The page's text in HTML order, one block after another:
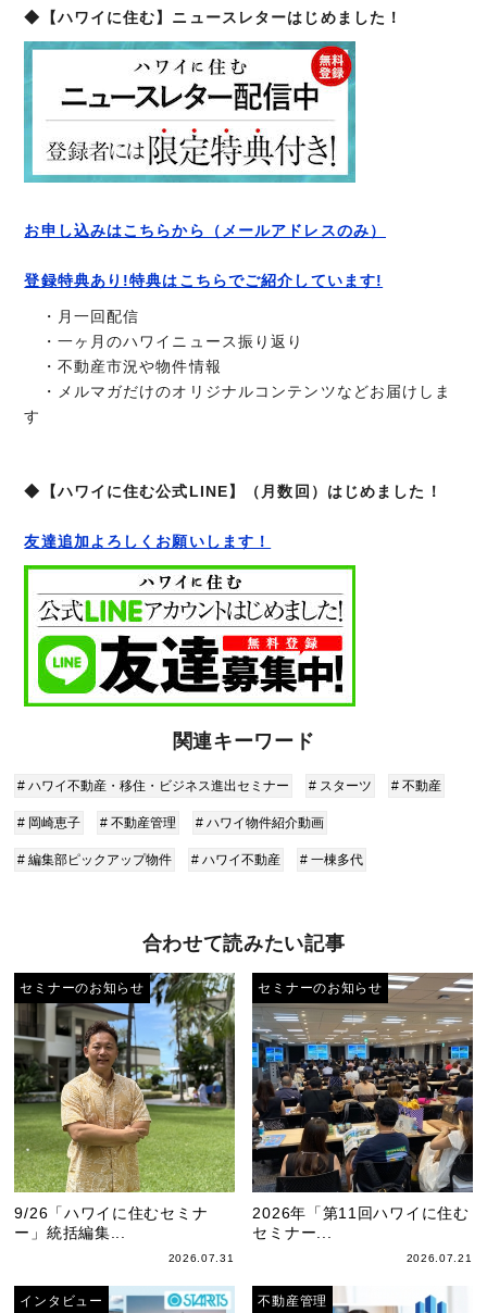
◆【ハワイに住む】ニュースレターはじめました！
お申し込みはこちらから（メールアドレスのみ）
登録特典あり!特典はこちらでご紹介しています!
・月一回配信
・一ヶ月のハワイニュース振り返り
・不動産市況や物件情報
・メルマガだけのオリジナルコンテンツなどお届けしま
す
◆【ハワイに住む公式LINE】（月数回）はじめました！
友達追加よろしくお願いします！
関連キーワード
# ハワイ不動産・移住・ビジネス進出セミナー # スターツ # 不動産
# 岡崎恵子 # 不動産管理 # ハワイ物件紹介動画
# 編集部ピックアップ物件 # ハワイ不動産 # 一棟多代
合わせて読みたい記事
セミナーのお知らせ
9/26「ハワイに住むセミナ
ー」統括編集...
2026.07.31
セミナーのお知らせ
2026年「第11回ハワイに住む
セミナー...
2026.07.21
インタビュー 不動産管理